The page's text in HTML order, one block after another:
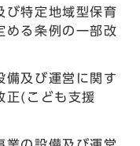
び特定地域型保育
める条例の一部改
備及び運営に関す
正(こども支援